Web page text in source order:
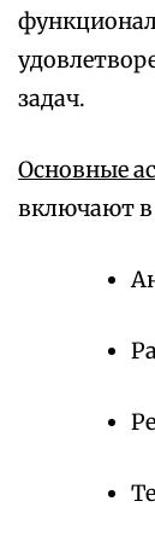
задач.
Основные
включают в